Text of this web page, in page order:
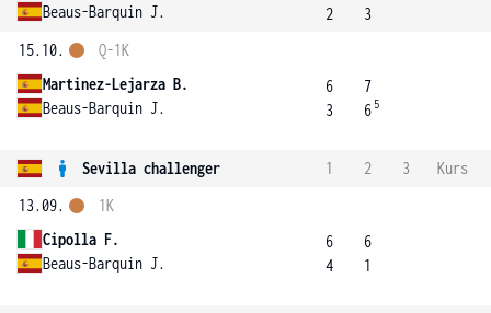
Beaus-Barquin J.
2
3
15.10.
Martinez-Lejarza B.
Beaus-Barquin J.
Q-1K
6
3
7
6 5
Sevilla challenger 1 2 3
Kurs
13.09.
Cipolla F.
Beaus-Barquin J.
1K
6
4
6
1